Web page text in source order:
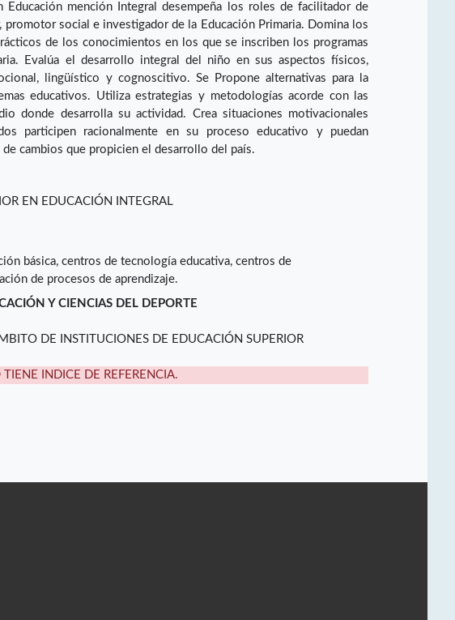
Educación mención Integral desempeña los roles de facilitador de
promotor social e investigador de la Educación Primaria. Domina los
de los conocimientos en los que se inscriben los programas
Evalúa el desarrollo integral del niño en sus aspectos físicos,
lingüístico y cognoscitivo. Se Propone alternativas para la
educativos. Utiliza estrategias y metodologías acorde con las
donde desarrolla su actividad. Crea situaciones motivacionales
participen racionalmente en su proceso educativo y puedan
cambios que propicien el desarrollo del país.
EN EDUCACIÓN INTEGRAL
básica, centros de tecnología educativa, centros de
de procesos de aprendizaje.
Y CIENCIAS DEL DEPORTE
DE INSTITUCIONES DE EDUCACIÓN SUPERIOR
TIENE INDICE DE REFERENCIA.